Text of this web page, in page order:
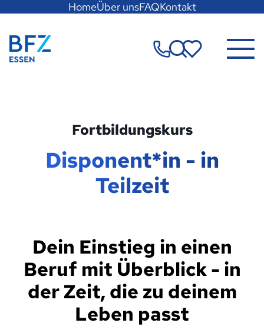
Seite
anspringen
HomeÜber unsFAQKontakt
Zur Startseite Merkzettel
Fortbildungskurs
Disponent*in - in
Teilzeit
Dein Einstieg in einen
Beruf mit Überblick - in
der Zeit, die zu deinem
Leben passt